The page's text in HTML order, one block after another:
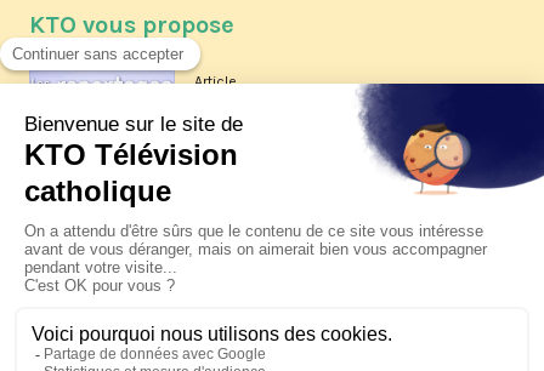
KTO vous propose
Article
Les reportages d'été 2026 de KTO
La visite pastorale du pape Léon
XIV à Assise à suivre sur KTO le
jeudi 6 août
Le pape en Uruguay, Argentine et
Pérou du 6 au 17 novembre 2026